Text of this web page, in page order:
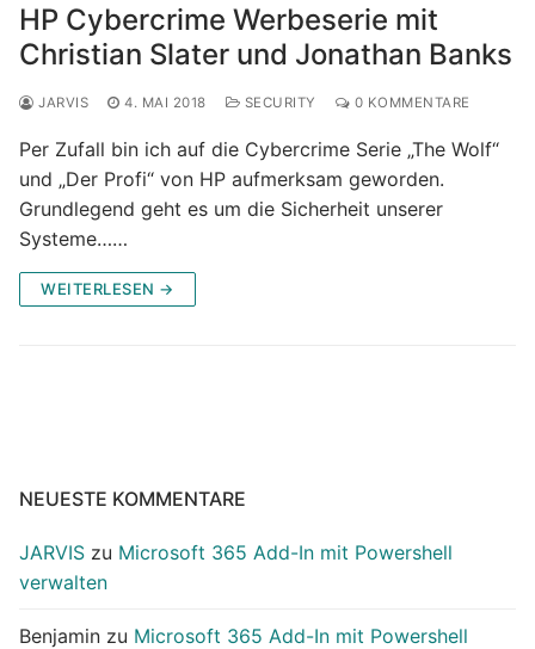
HP Cybercrime Werbeserie mit
Christian Slater und Jonathan Banks
JARVIS 4. MAI 2018 SECURITY 0 KOMMENTARE
Per Zufall bin ich auf die Cybercrime Serie „The Wolf“
und „Der Profi“ von HP aufmerksam geworden.
Grundlegend geht es um die Sicherheit unserer
Systeme……
WEITERLESEN →
NEUESTE KOMMENTARE
JARVIS zu Microsoft 365 Add-In mit Powershell
verwalten
Benjamin zu Microsoft 365 Add-In mit Powershell